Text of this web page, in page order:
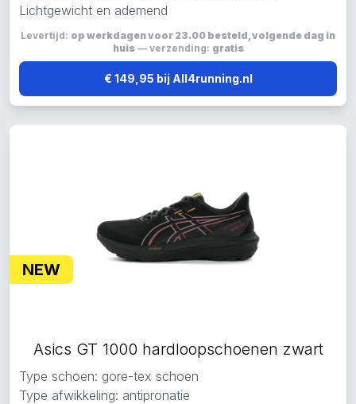
Lichtgewicht en ademend
Levertijd: op werkdagen voor 23.00 besteld, volgende dag in
huis— verzending: gratis
€ 149,95 bij All4running.nl
NEW
Asics GT 1000 hardloopschoenen zwart
Type schoen: gore-tex schoen
Type afwikkeling: antipronatie